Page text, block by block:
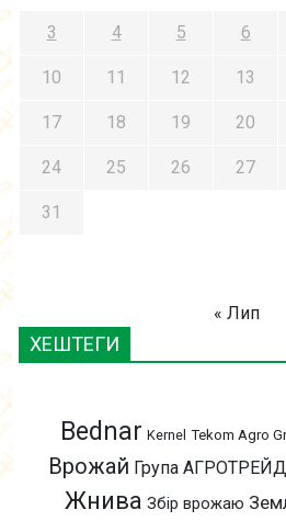
3 4 5 6
10 11 12 13
17 18 19 20
24 25 26 27
31
« Лип
ХЕШТЕГИ
Bednar Kernel Tekom Agro
Врожай Група АГРОТРЕЙД
Жнива Збір врожаю